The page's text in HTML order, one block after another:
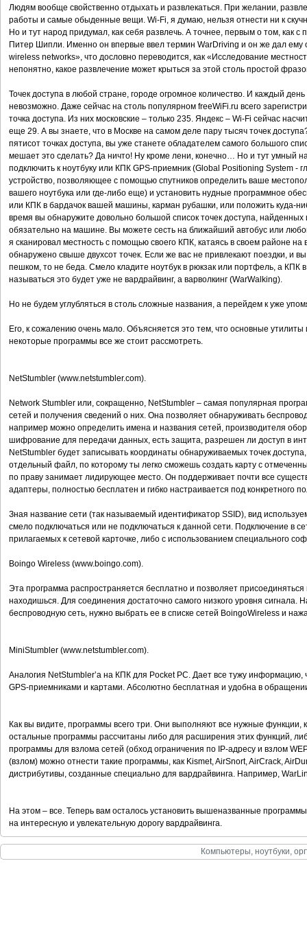
Людям вообще свойственно отдыхать и развлекаться. При желании,
работы и самые обыденные вещи. Wi-Fi, я думаю, нельзя отнести ни к
Но и тут народ придумал, как себя развлечь. А точнее, первым о том, как
Питер Шипли. Именно он впервые ввел термин WarDriving и он же дал
wireless networks», что дословно переводится, как «Исследование
непонятно, какое развлечение может крыться за этой столь простой
Точек доступа в любой стране, городе огромное количество. И каждый
невозможно. Даже сейчас на столь популярном freeWiFi.ru всего
точка доступа. Из них московские – только 235. Яндекс – Wi-Fi сейчас
еще 29. А вы знаете, что в Москве на самом деле пару тысяч точек
пятисот точках доступа, вы уже станете обладателем самого большого
мешает это сделать? Да ничто! Ну кроме лени, конечно… Но и тут умный
подключить к ноутбуку или КПК GPS-приемник (Global Positioning System -
устройство, позволяющее с помощью спутников определить ваше
вашего ноутбука или где-либо еще) и установить нудные программное
или КПК в бардачок вашей машины, карман рубашки, или положить куда-
время вы обнаружите довольно большой список точек доступа,
обязательно на машине. Вы можете сесть на ближайший автобус или
я сканировал местность с помощью своего КПК, катаясь в своем районе
обнаружено свыше двухсот точек. Если же вас не привлекают поездки, и
пешком, то не беда. Смело кладите ноутбук в рюкзак или портфель, а КПК
называться это будет уже не вардрайвинг, а варволкинг (WarWalking).
Но не будем углубляться в столь сложные названия, а перейдем к уже
Его, к сожалению очень мало. Объясняется это тем, что основные
некоторые программы все же стоит рассмотреть.
NetStumbler (www.netstumbler.com).
Network Stumbler или, сокращенно, NetStumbler – самая популярная
сетей и получения сведений о них. Она позволяет обнаруживать
например можно определить имена и названия сетей, производителя
шифрование для передачи данных, есть защита, разрешен ли доступ в
NetStumbler будет записывать координаты обнаруживаемых точек
отдельный файл, по которому ты легко сможешь создать карту с
по праву занимает лидирующее место. Он поддерживает почти все
адаптеры, полностью бесплатен и гибко настраивается под конкретного
Зная название сети (так называемый идентификатор SSID), вид
смело подключаться или не подключаться к данной сети. Подключение в
прилагаемых к сетевой карточке, либо с использованием специального
Boingo Wireless (www.boingo.com).
Эта программа распространяется бесплатно и позволяет
находишься. Для соединения достаточно самого низкого уровня
беспроводную сеть, нужно выбрать ее в списке сетей BoingoWireless и
MiniStumbler (www.netstumbler.com).
Аналогия NetStumbler’a на КПК для Pocket PC. Дает все тужу информацию,
GPS-приемниками и картами. Абсолютно бесплатная и удобна в
Как вы видите, программы всего три. Они выполняют все нужные
остальные программы рассчитаны либо для расширения этих функций,
программы для взлома сетей (обход ограничения по IP-адресу и взлом
(взлом) можно отнести такие программы, как Kismet, AirSnort, AirCrack,
дистрибутивы, созданные специально для вардрайвинга. Например,
На этом – все. Теперь вам осталось установить вышеназванные
на интересную и увлекательную дорогу вардрайвинга.
Компьютеры, ноутбуки,